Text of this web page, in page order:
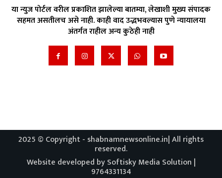
या न्युज पोर्टल वरील प्रकाशित झालेल्या बातम्या, लेखाशी मुख्य संपादक
सहमत असतीलच असे नाही. काही वाद उद्भभवल्यास पुणे न्यायालया
अंतर्गत राहील अन्य कुठेही नाही
2025 © Copyright - shabnamnewsonline.in| All rights
reserved.
Website developed by Softisky Media Solution |
9764331134